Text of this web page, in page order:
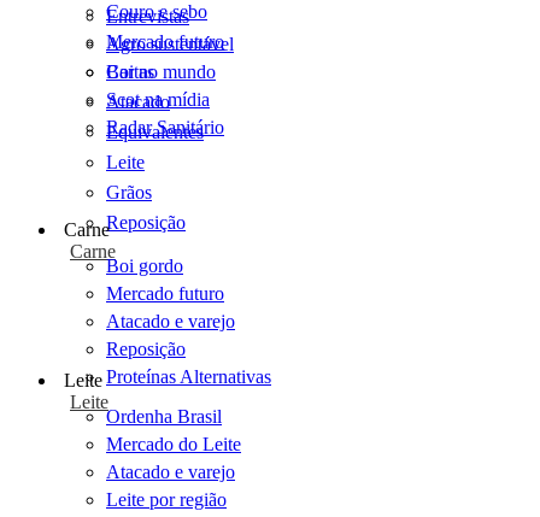
Entrevistas
Agro sustentável
Cartas
Scot na mídia
Radar Sanitário
Couro e sebo
Mercado futuro
Boi no mundo
Atacado
Equivalentes
Leite
Grãos
Reposição
Carne
Carne
Boi gordo
Mercado futuro
Atacado e varejo
Reposição
Proteínas Alternativas
Leite
Leite
Ordenha Brasil
Mercado do Leite
Atacado e varejo
Leite por região